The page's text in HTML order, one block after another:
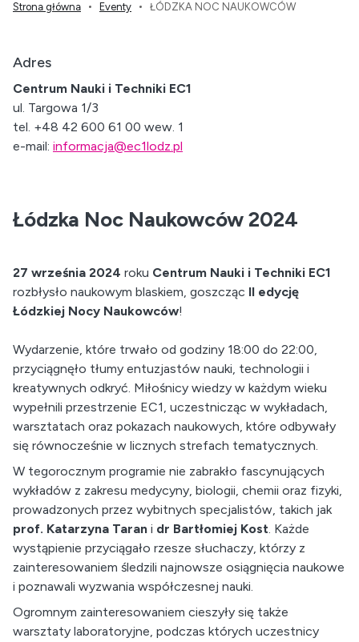
Strona główna Eventy ŁÓDZKA NOC NAUKOWCÓW
Łódzka Noc Naukowców 2024
27 września 2024 roku Centrum Nauki i Techniki EC1
rozbłysło naukowym blaskiem, goszcząc II edycję
Łódzkiej Nocy Naukowców!
Wydarzenie, które trwało od godziny 18:00 do 22:00,
przyciągnęło tłumy entuzjastów nauki, technologii i
kreatywnych odkryć. Miłośnicy wiedzy w każdym wieku
wypełnili przestrzenie EC1, uczestnicząc w wykładach,
warsztatach oraz pokazach naukowych, które odbywały
się równocześnie w licznych strefach tematycznych.
W tegorocznym programie nie zabrakło fascynujących
wykładów z zakresu medycyny, biologii, chemii oraz fizyki,
prowadzonych przez wybitnych specjalistów, takich jak
prof. Katarzyna Taran i dr Bartłomiej Kost. Każde
wystąpienie przyciągało rzesze słuchaczy, którzy z
zainteresowaniem śledzili najnowsze osiągnięcia naukowe
i poznawali wyzwania współczesnej nauki.
Ogromnym zainteresowaniem cieszyły się także
warsztaty laboratoryjne, podczas których uczestnicy
Adres
Centrum Nauki i Techniki EC1
ul. Targowa 1/3
tel. +48 42 600 61 00 wew. 1
e-mail: informacja@ec1lodz.pl